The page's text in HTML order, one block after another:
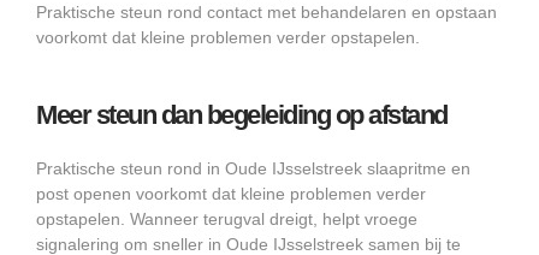
Praktische steun rond contact met behandelaren en opstaan
voorkomt dat kleine problemen verder opstapelen.
Meer steun dan begeleiding op afstand
Praktische steun rond in Oude IJsselstreek slaapritme en
post openen voorkomt dat kleine problemen verder
opstapelen. Wanneer terugval dreigt, helpt vroege
signalering om sneller in Oude IJsselstreek samen bij te